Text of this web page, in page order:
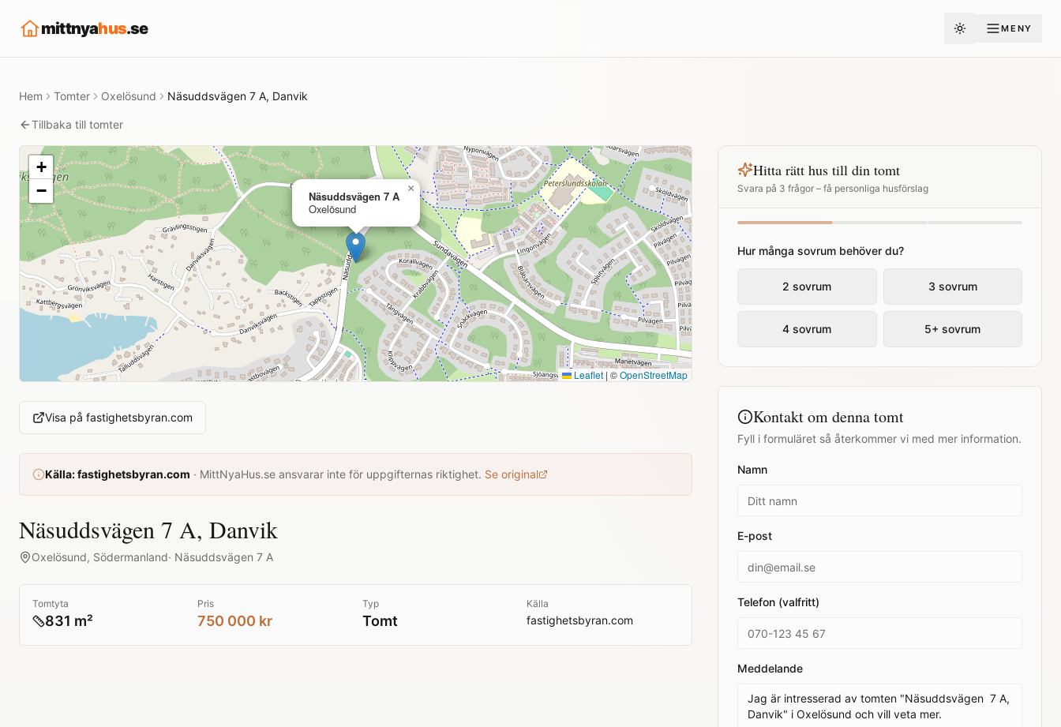
mittnyahus.se Toggle theme
MENY
Hem Tomter Oxelösund Näsuddsvägen 7 A, Danvik
Tillbaka till tomter
Näsuddsvägen 7 A
Oxelösund
×
+
−
Leaflet | ©OpenStreetMap
Visa på fastighetsbyran.com
Källa:fastighetsbyran.com · MittNyaHus.se ansvarar inte för uppgifternas riktighet. Se original
Näsuddsvägen 7 A, Danvik
Oxelösund, Södermanland· Näsuddsvägen 7 A
Tomtyta
831 m²
Pris
750 000 kr
Typ
Tomt
Källa
fastighetsbyran.com
Hitta rätt hus till din tomt
Svara på 3 frågor – få personliga husförslag
Hur många sovrum behöver du?
2 sovrum 3 sovrum
4 sovrum 5+ sovrum
Kontakt om denna tomt
Fyll i formuläret så återkommer vi med mer information.
Namn
E-post
Telefon (valfritt)
Meddelande